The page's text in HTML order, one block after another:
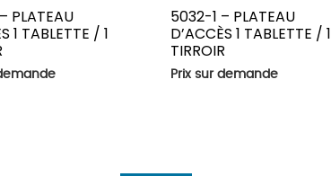
PLATEAU
1 TABLETTE / 1
5032-1 – PLATEAU
D’ACCÈS 1 TABLETTE / 1
TIRROIR
Prix sur demande